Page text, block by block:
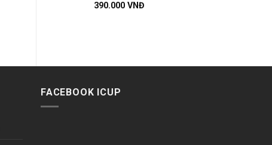
390.000 VNĐ
FACEBOOK ICUP